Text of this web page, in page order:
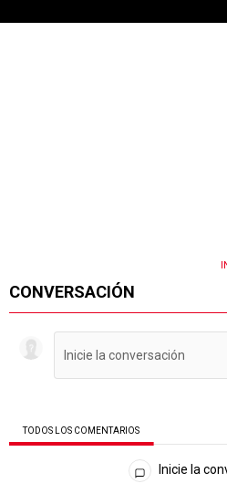
CONVERSACIÓN
TODOS LOS COMENTARIOS
Todos los comentarios
Inicie la